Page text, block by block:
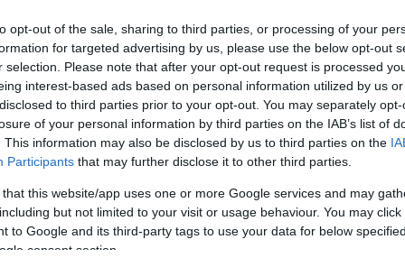
opt-out of the sale, sharing to third parties, or processing of your
for targeted advertising by us, please use the below opt-out
selection. Please note that after your opt-out request is processed
interest-based ads based on personal information utilized by us
to third parties prior to your opt-out. You may separately
of your personal information by third parties on the IAB’s list of
This information may also be disclosed by us to third parties on the
Participants that may further disclose it to other third parties.
that this website/app uses one or more Google services and may
but not limited to your visit or usage behaviour. You may
to Google and its third-party tags to use your data for below
consent section.
το απόγευμα πραγματοποίησε εργασίες εκσκαφικού
αρχαιολογικό χώρο, σε περιοχή της Αιγιάλειας.